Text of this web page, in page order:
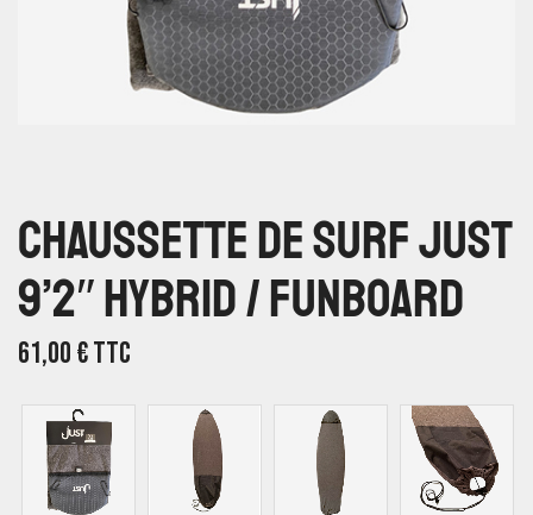
Chaussette De Surf Just
9’2″ Hybrid / Funboard
61,00€TTC